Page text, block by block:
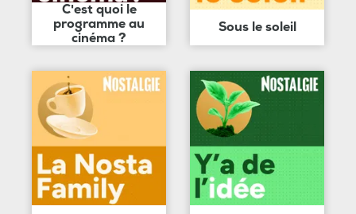
C'est quoi le
programme au
cinéma ?
Sous le soleil